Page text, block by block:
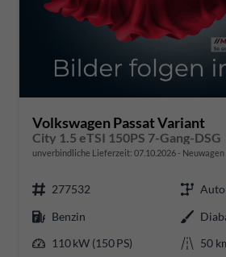
Volkswagen Passat Variant
City 1.5 eTSI 150PS 7-Gang-DSG
unverbindliche Lieferzeit: 07.10.2026 Neuwagen
277532
Benzin
110 kW (150 PS)
50